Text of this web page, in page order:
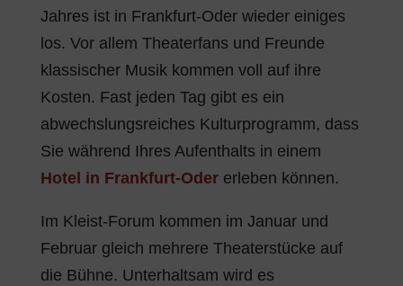
Jahres ist in Frankfurt-Oder wieder einiges
los. Vor allem Theaterfans und Freunde
klassischer Musik kommen voll auf ihre
Kosten. Fast jeden Tag gibt es ein
abwechslungsreiches Kulturprogramm, dass
Sie während Ihres Aufenthalts in einem
Hotel in Frankfurt-Odererleben können.
Im Kleist-Forum kommen im Januar und
Februar gleich mehrere Theaterstücke auf
die Bühne. Unterhaltsam wird es